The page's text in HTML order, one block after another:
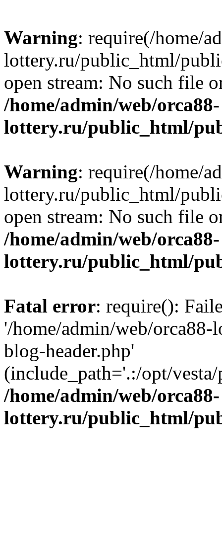
Warning: require(/home/
lottery.ru/public_html/
open stream: No such file
/home/admin/web/orca88-
lottery.ru/public_html/
Warning: require(/home/
lottery.ru/public_html/
open stream: No such file
/home/admin/web/orca88-
lottery.ru/public_html/
Fatal error: require():
'/home/admin/web/
blog-header.php'
(include_path='.:/opt/
/home/admin/web/orca88-
lottery.ru/public_html/